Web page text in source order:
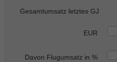
Gesamtumsatz letztes GJ
EUR
Davon Flugumsatz in %